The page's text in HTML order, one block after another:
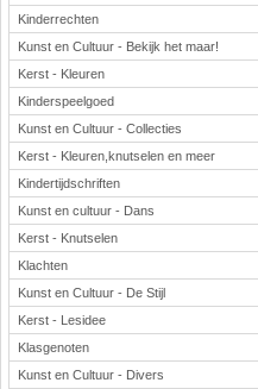
Kinderrechten
Kunst en Cultuur - Bekijk het maar!
Kerst - Kleuren
Kinderspeelgoed
Kunst en Cultuur - Collecties
Kerst - Kleuren,knutselen en meer
Kindertijdschriften
Kunst en cultuur - Dans
Kerst - Knutselen
Klachten
Kunst en Cultuur - De Stijl
Kerst - Lesidee
Klasgenoten
Kunst en Cultuur - Divers